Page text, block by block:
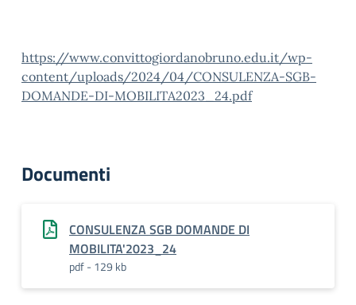
https://www.convittogiordanobruno.edu.it/wp-
content/uploads/2024/04/CONSULENZA-SGB-
DOMANDE-DI-MOBILITA2023_24.pdf
Documenti
CONSULENZA SGB DOMANDE DI
MOBILITA'2023_24
pdf - 129 kb